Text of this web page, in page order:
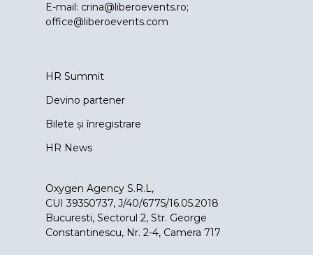
E-mail: crina@liberoevents.ro;
office@liberoevents.com
HR Summit
Devino partener
Bilete și înregistrare
HR News
Oxygen Agency S.R.L,
CUI 39350737, J/40/6775/16.05.2018
Bucuresti, Sectorul 2, Str. George
Constantinescu, Nr. 2-4, Camera 717